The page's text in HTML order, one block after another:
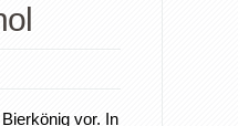
vor. In